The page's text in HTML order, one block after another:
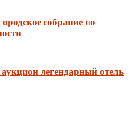
собрание по
легендарный отель